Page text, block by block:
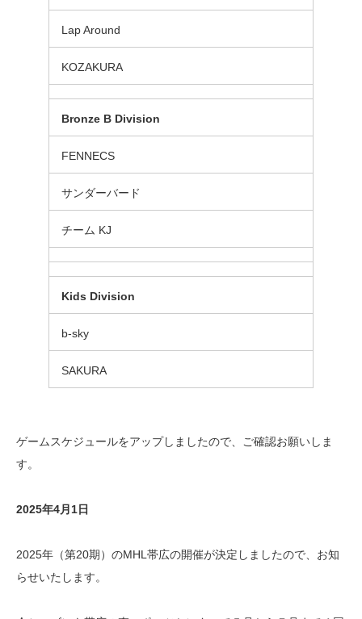
Lap Around
KOZAKURA
Bronze B Division
FENNECS
サンダーバード
チーム KJ
Kids Division
b-sky
SAKURA
ゲームスケジュールをアップしましたので、ご確認お願いしま
す。
2025年4月1日
2025年（第20期）のMHL帯広の開催が決定しましたので、お知
らせいたします。